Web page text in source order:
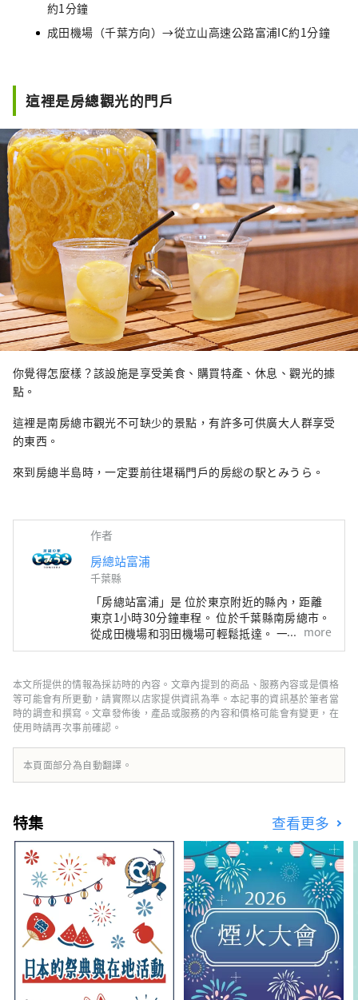
約1分鐘
成田機場（千葉方向）→從立山高速公路富浦IC約1分鐘
這裡是房總觀光的門戶
你覺得怎麼樣？該設施是享受美食、購買特產、休息、觀光的據
點。
這裡是南房總市觀光不可缺少的景點，有許多可供廣大人群享受
的東西。
來到房總半島時，一定要前往堪稱門戶的房総の駅とみうら。
作者
房總站富浦
千葉縣
「房總站富浦」是 位於東京附近的縣內，距離
東京1小時30分鐘車程。 位於千葉縣南房總市。
從成田機場和羽田機場可輕鬆抵達。 一日遊觀
光或前往南房總/立山 我們還建議您過夜。 除了
看到富士山的北條海岸以及碼頭等熱門景點，同
時享受大自然的樂趣。 請盡情享受您的時光。
立山高速公路富浦IC前方！ 南房總市的熱門中
途停留地。 我們經營 5 家餐廳和 2 家零售店。
因為是海鮮公司直接管理的， 新鮮海鮮蓋飯、
套餐、壽司、天婦羅蓋飯、日本蕎麥麵、 您可
在用餐和購物之間休息一下。 它還提供了一個
放鬆的空間。 「大阪中心」出售蔬菜和肉類，
也出售加工產品和海鮮。 在“房總站富浦” 你
需要的所有原料都可以在這裡找到， 也推薦給
喜歡燒烤的人。 享受從餐飲到紀念品購買的各
種活動 「房總車站富浦」 車位250個，大型車
位8個， 還有自行車架和碼頭跑道。 開車期間或
休息期間 這是一個您可以輕鬆參觀的設施。
more
本文所提供的情報為採訪時的內容。文章內提到的商品、服務內容或是價格
等可能會有所更動，請實際以店家提供資訊為準。本記事的資訊基於筆者當
時的調查和撰寫。文章發佈後，產品或服務的內容和價格可能會有變更，在
使用時請再次事前確認。
本頁面部分為自動翻譯。
特集 查看更多